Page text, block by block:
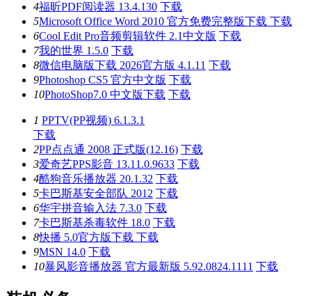
4福昕PDF阅读器 13.4.130 下载
5Microsoft Office Word 2010 官方免费完整版下载 下载
6Cool Edit Pro音频剪辑软件 2.1中文版 下载
7我的世界 1.5.0 下载
8微信电脑版下载 2026官方版 4.1.11 下载
9Photoshop CS5 官方中文版 下载
10PhotoShop7.0 中文版下载 下载
1 PPTV(PP视频) 6.1.3.1
下载
2PP点点通 2008 正式版(12.16) 下载
3爱奇艺PPS影音 13.11.0.9633 下载
4酷狗音乐播放器 20.1.32 下载
5卡巴斯基安全部队 2012 下载
6华宇拼音输入法 7.3.0 下载
7卡巴斯基杀毒软件 18.0 下载
8快播 5.0官方版下载 下载
9MSN 14.0 下载
10暴风影音播放器 官方最新版 5.92.0824.1111 下载